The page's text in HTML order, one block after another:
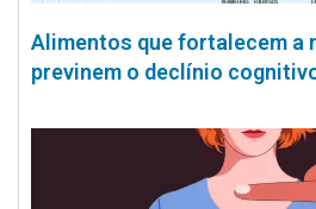
Alimentos que fortalecem a
previnem o declínio